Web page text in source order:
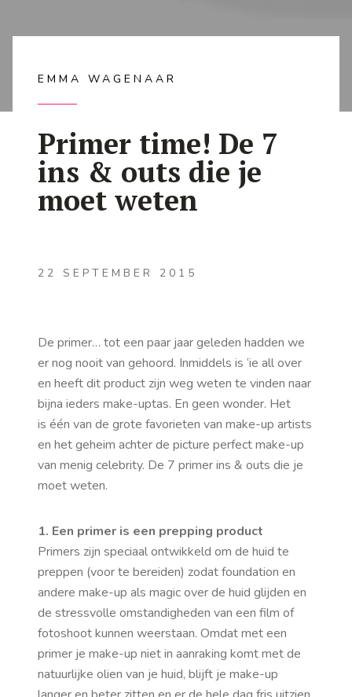
EMMA WAGENAAR
Primer time! De 7
ins & outs die je
moet weten
22 SEPTEMBER 2015
De primer… tot een paar jaar geleden hadden we
er nog nooit van gehoord. Inmiddels is ‘ie all over
en heeft dit product zijn weg weten te vinden naar
bijna ieders make-uptas. En geen wonder. Het
is één van de grote favorieten van make-up artists
en het geheim achter de picture perfect make-up
van menig celebrity. De 7 primer ins & outs die je
moet weten.
1. Een primer is een prepping product
Primers zijn speciaal ontwikkeld om de huid te
preppen (voor te bereiden) zodat foundation en
andere make-up als magic over de huid glijden en
de stressvolle omstandigheden van een film of
fotoshoot kunnen weerstaan. Omdat met een
primer je make-up niet in aanraking komt met de
natuurlijke olien van je huid, blijft je make-up